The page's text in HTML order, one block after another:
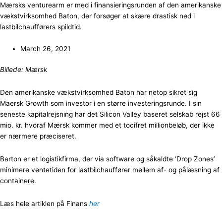
Mærsks venturearm er med i finansieringsrunden af den amerikanske
vækstvirksomhed Baton, der forsøger at skære drastisk ned i
lastbilchaufførers spildtid.
March 26, 2021
Billede: Mærsk
Den amerikanske vækstvirksomhed Baton har netop sikret sig
Maersk Growth som investor i en større investeringsrunde. I sin
seneste kapitalrejsning har det Silicon Valley baseret selskab rejst 66
mio. kr. hvoraf Mærsk kommer med et tocifret millionbeløb, der ikke
er nærmere præciseret.
Barton er et logistikfirma, der via software og såkaldte ‘Drop Zones’
minimere ventetiden for lastbilchauffører mellem af- og pålæsning af
containere.
Læs hele artiklen på Finans her